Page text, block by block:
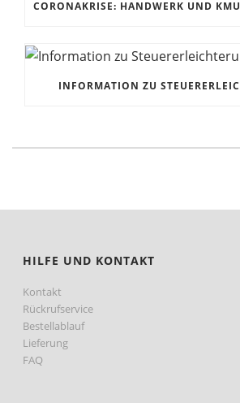
INFORMATION ZU
HILFE UND KONTAKT
Kontakt
Rückrufservice
Bestellablauf
Lieferung
FAQ